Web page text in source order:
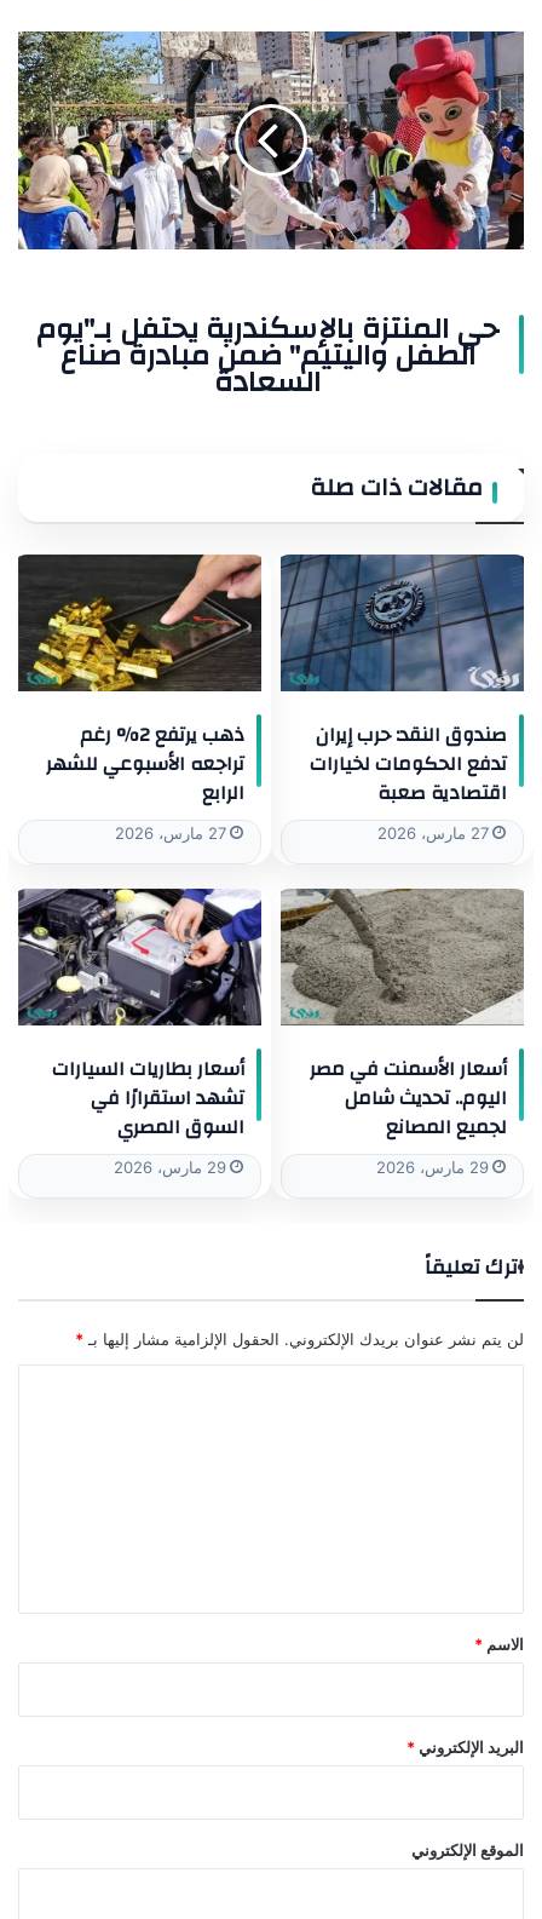
حي
بالإسكندرية
يحتفل
بـ"يوم
الطفل
واليتيم"
ضمن
مبادرة
حي المنتزة بالإسكندرية يحتفل بـ"يوم
الطفل واليتيم" ضمن مبادرة صناع
السعادة
مقالات ذات صلة
صندوق النقد: حرب إيران
تدفع الحكومات لخيارات
اقتصادية صعبة
27 مارس، 2026
ذهب يرتفع 2% رغم
تراجعه الأسبوعي للشهر
الرابع
27 مارس، 2026
أسعار الأسمنت في مصر
اليوم.. تحديث شامل
لجميع المصانع
29 مارس، 2026
أسعار بطاريات السيارات
تشهد استقرارًا في
السوق المصري
29 مارس، 2026
اترك تعليقاً
لن يتم نشر عنوان بريدك الإلكتروني. الحقول الإلزامية مشار إليها بـ *
*
الاسم *
البريد الإلكتروني *
الموقع الإلكتروني